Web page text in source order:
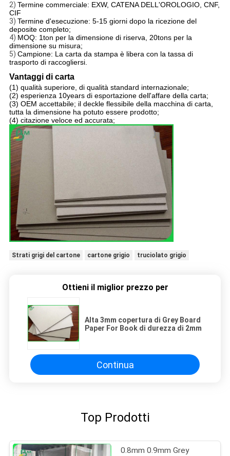
2) Termine commerciale: EXW, CATENA DELL'OROLOGIO, CNF,
CIF
3) Termine d'esecuzione: 5-15 giorni dopo la ricezione del
deposite completo;
4) MOQ: 1ton per la dimensione di riserva, 20tons per la
dimensione su misura;
5) Campione: La carta da stampa è libera con la tassa di
trasporto di raccogliersi.
Vantaggi di carta
(1) qualità superiore, di qualità standard internazionale;
(2) esperienza 10years di esportazione dell'affare della carta;
(3) OEM accettabile; il deckle flessibile della macchina di carta,
tutta la dimensione ha potuto essere prodotto;
(4) citazione veloce ed accurata;
Strati grigi del cartone cartone grigio truciolato grigio
Ottieni il miglior prezzo per
Alta 3mm copertura di Grey Board
Paper For Book di durezza di 2mm
Continua
Top Prodotti
0.8mm 0.9mm Grey